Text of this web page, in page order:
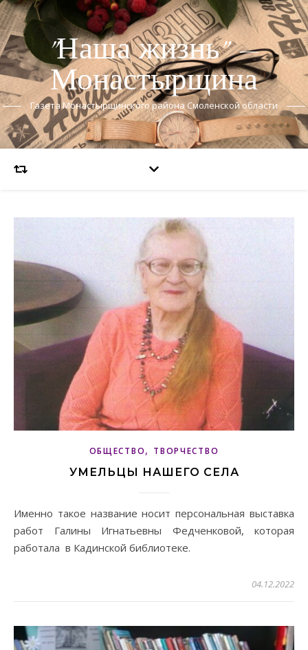
"Наша жизнь" —
Монастырщина
Газета Монастырщинского района Смоленской области
ОБЩЕСТВО, ТВОРЧЕСТВО
УМЕЛЬЦЫ НАШЕГО СЕЛА
Именно такое название носит персональная выставка
работ Галины Игнатьевны Федченковой, которая
работала в Кадинской библиотеке.
04.12.2022